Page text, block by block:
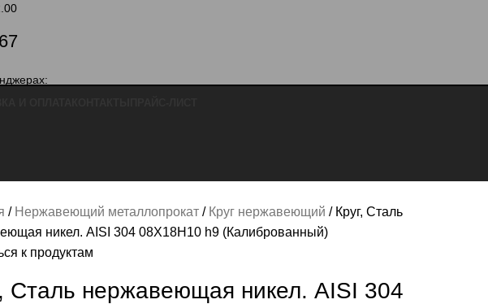
Нержавеющий металлопрокат Круг нержавеющий
Круг, Сталь
никел. AISI 304 08Х18Н10 h9 (Калиброванный)
к продуктам
Сталь нержавеющая никел. AISI 304